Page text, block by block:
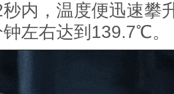
秒内，温度便迅速攀
左右达到139.7℃。